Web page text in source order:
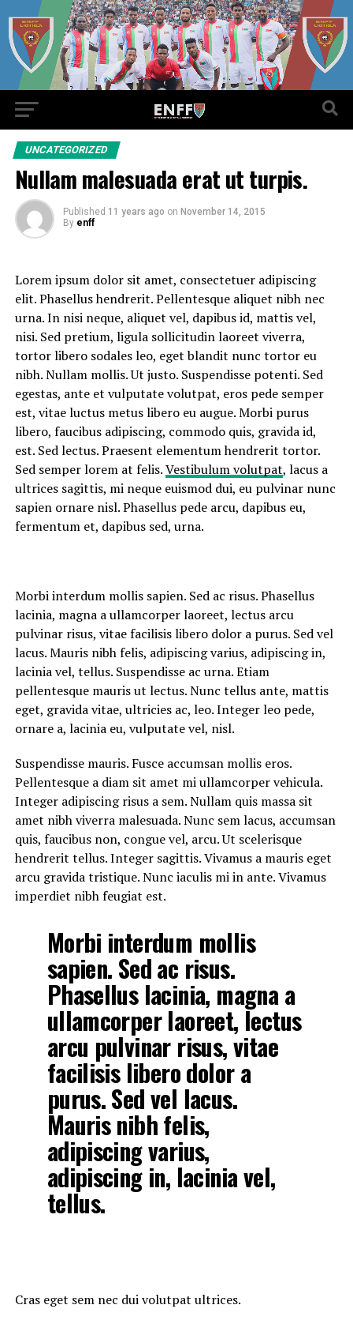
UNCATEGORIZED
Nullam malesuada erat ut turpis.
Published 11 years ago on November 14, 2015
By enff
Lorem ipsum dolor sit amet, consectetuer adipiscing
elit. Phasellus hendrerit. Pellentesque aliquet nibh nec
urna. In nisi neque, aliquet vel, dapibus id, mattis vel,
nisi. Sed pretium, ligula sollicitudin laoreet viverra,
tortor libero sodales leo, eget blandit nunc tortor eu
nibh. Nullam mollis. Ut justo. Suspendisse potenti. Sed
egestas, ante et vulputate volutpat, eros pede semper
est, vitae luctus metus libero eu augue. Morbi purus
libero, faucibus adipiscing, commodo quis, gravida id,
est. Sed lectus. Praesent elementum hendrerit tortor.
Sed semper lorem at felis.Vestibulum volutpat, lacus a
ultrices sagittis, mi neque euismod dui, eu pulvinar nunc
sapien ornare nisl. Phasellus pede arcu, dapibus eu,
fermentum et, dapibus sed, urna.
Morbi interdum mollis sapien. Sed ac risus. Phasellus
lacinia, magna a ullamcorper laoreet, lectus arcu
pulvinar risus, vitae facilisis libero dolor a purus. Sed vel
lacus. Mauris nibh felis, adipiscing varius, adipiscing in,
lacinia vel, tellus. Suspendisse ac urna. Etiam
pellentesque mauris ut lectus. Nunc tellus ante, mattis
eget, gravida vitae, ultricies ac, leo. Integer leo pede,
ornare a, lacinia eu, vulputate vel, nisl.
Suspendisse mauris. Fusce accumsan mollis eros.
Pellentesque a diam sit amet mi ullamcorper vehicula.
Integer adipiscing risus a sem. Nullam quis massa sit
amet nibh viverra malesuada. Nunc sem lacus, accumsan
quis, faucibus non, congue vel, arcu. Ut scelerisque
hendrerit tellus. Integer sagittis. Vivamus a mauris eget
arcu gravida tristique. Nunc iaculis mi in ante. Vivamus
imperdiet nibh feugiat est.
Morbi interdum mollis
sapien. Sed ac risus.
Phasellus lacinia, magna a
ullamcorper laoreet, lectus
arcu pulvinar risus, vitae
facilisis libero dolor a
purus. Sed vel lacus.
Mauris nibh felis,
adipiscing varius,
adipiscing in, lacinia vel,
tellus.
Cras eget sem nec dui volutpat ultrices.